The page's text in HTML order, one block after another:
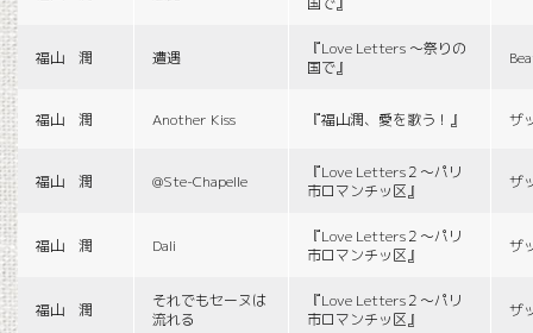
福山 潤 遭遇
『Love Letters 〜祭りの
国で』
福山 潤 Another Kiss 『福山潤、愛を歌う！』 ザ
福山 潤 @Ste-Chapelle
『Love Letters２〜パリ
市ロマンチッ区』
ザ
福山 潤 Dali
『Love Letters２〜パリ
市ロマンチッ区』
ザ
福山 潤
それでもセーヌは
流れる
『Love Letters２〜パリ
市ロマンチッ区』
ザ